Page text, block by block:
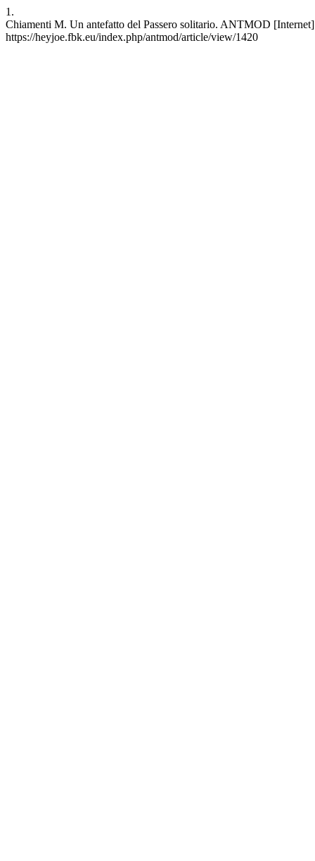
1.
Chiamenti M. Un antefatto del Passero solitario. ANTMOD
https://heyjoe.fbk.eu/index.php/antmod/article/view/1420